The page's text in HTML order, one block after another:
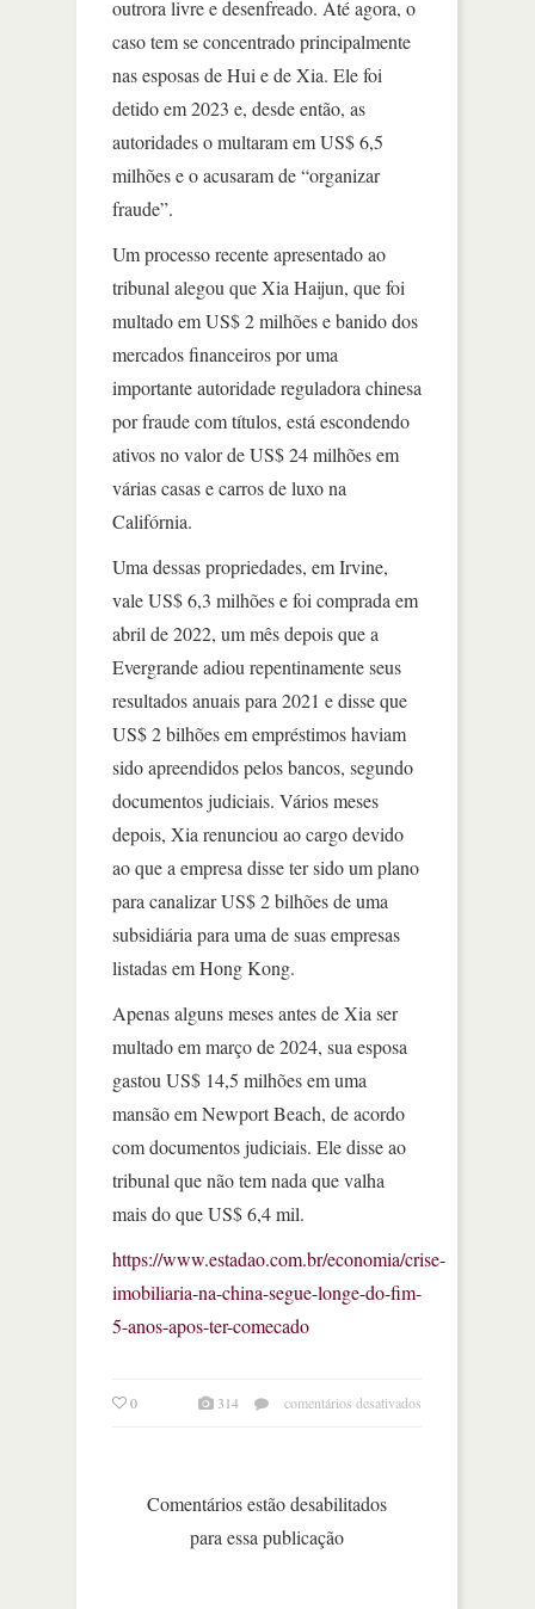
outrora livre e desenfreado. Até agora, o
caso tem se concentrado principalmente
nas esposas de Hui e de Xia. Ele foi
detido em 2023 e, desde então, as
autoridades o multaram em US$ 6,5
milhões e o acusaram de “organizar
fraude”.
Um processo recente apresentado ao
tribunal alegou que Xia Haijun, que foi
multado em US$ 2 milhões e banido dos
mercados financeiros por uma
importante autoridade reguladora chinesa
por fraude com títulos, está escondendo
ativos no valor de US$ 24 milhões em
várias casas e carros de luxo na
Califórnia.
Uma dessas propriedades, em Irvine,
vale US$ 6,3 milhões e foi comprada em
abril de 2022, um mês depois que a
Evergrande adiou repentinamente seus
resultados anuais para 2021 e disse que
US$ 2 bilhões em empréstimos haviam
sido apreendidos pelos bancos, segundo
documentos judiciais. Vários meses
depois, Xia renunciou ao cargo devido
ao que a empresa disse ter sido um plano
para canalizar US$ 2 bilhões de uma
subsidiária para uma de suas empresas
listadas em Hong Kong.
Apenas alguns meses antes de Xia ser
multado em março de 2024, sua esposa
gastou US$ 14,5 milhões em uma
mansão em Newport Beach, de acordo
com documentos judiciais. Ele disse ao
tribunal que não tem nada que valha
mais do que US$ 6,4 mil.
https://www.estadao.com.br/economia/crise-
imobiliaria-na-china-segue-longe-do-fim-
5-anos-apos-ter-comecado
0 314 comentários desativados
Comentários estão desabilitados
para essa publicação